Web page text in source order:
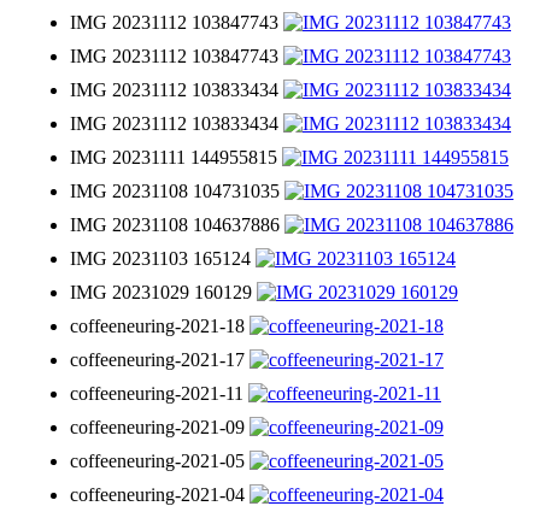
IMG 20231112 103847743
IMG 20231112 103847743
IMG 20231112 103833434
IMG 20231112 103833434
IMG 20231111 144955815
IMG 20231108 104731035
IMG 20231108 104637886
IMG 20231103 165124
IMG 20231029 160129
coffeeneuring-2021-18
coffeeneuring-2021-17
coffeeneuring-2021-11
coffeeneuring-2021-09
coffeeneuring-2021-05
coffeeneuring-2021-04